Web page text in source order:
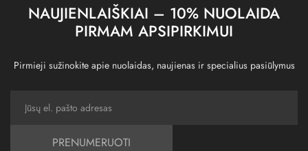
NAUJIENLAIŠKIAI – 10% NUOLAIDA
PIRMAM APSIPIRKIMUI
Pirmieji sužinokite apie nuolaidas, naujienas ir specialius pasiūlymus
PRENUMERUOTI